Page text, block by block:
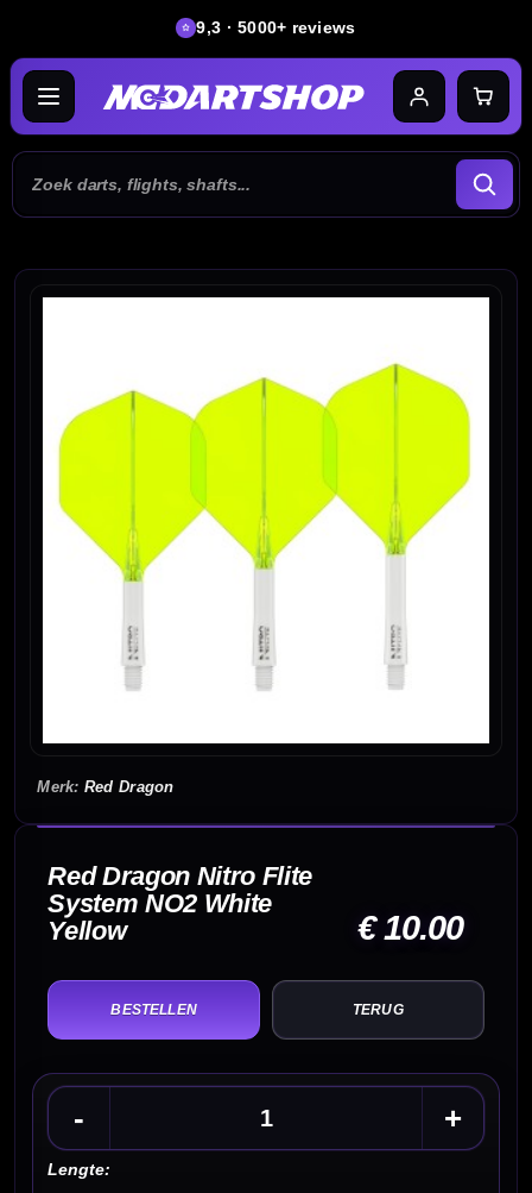
9,3 · 5000+ reviews
Red Dragon
Red Dragon Nitro Flite
System NO2 White
Yellow
€ 10.00
TERUG
- +
Lengte: